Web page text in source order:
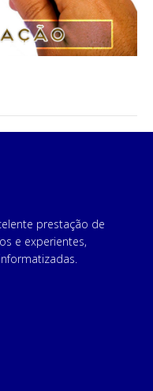
prestação de
e experientes,